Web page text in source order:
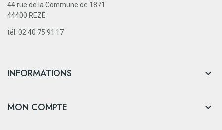
44 rue de la Commune de 1871
44400 REZÉ
tél. 02 40 75 91 17
INFORMATIONS 
MON COMPTE 